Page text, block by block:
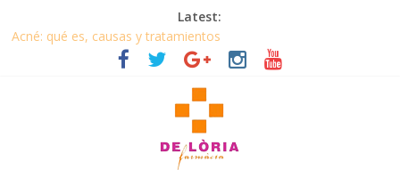
Latest:
Acné: qué es, causas y tratamientos
Protección Solar: ¿Cómo escoger la correcta para mi piel?
KIT OPERACIÓN BIKINI 2019 : Los 5 mejores productos en
Combate ya la celulitis: ¡no esperes al verano!
Baño del bebé: ¿de noche o de día?